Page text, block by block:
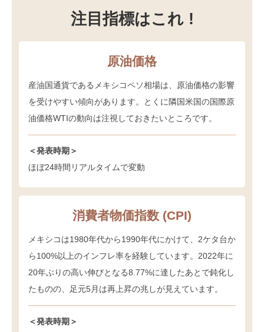
注目指標はこれ !
原油価格
産油国通貨であるメキシコペソ相場は、原油価格の影響
を受けやすい傾向があります。とくに隣国米国の国際原
油価格WTIの動向は注視しておきたいところです。
＜発表時期＞
ほぼ24時間リアルタイムで変動
消費者物価指数 (CPI)
メキシコは1980年代から1990年代にかけて、2ケタ台か
ら100%以上のインフレ率を経験しています。2022年に
20年ぶりの高い伸びとなる8.77%に達したあとで鈍化し
たものの、足元5月は再上昇の兆しが見えています。
＜発表時期＞